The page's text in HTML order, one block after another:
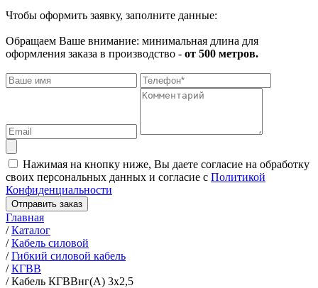
Чтобы оформить заявку, заполните данные:
Обращаем Ваше внимание: минимальная длина для
оформления заказа в производство - от 500 метров.
Нажимая на кнопку ниже, Вы даете согласие на обработку
своих персональных данных и согласие с Политикой
Конфиденциальности
Отправить заказ
Главная
/Каталог
/Кабель силовой
/Гибкий силовой кабель
/КГВВ
/Кабель КГВВнг(А) 3х2,5